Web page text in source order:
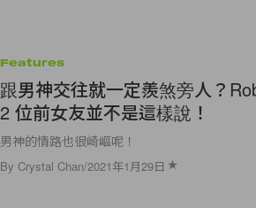
Features
跟男神交往就一定羨煞旁人？
2 位前女友並不是這樣說！
男神的情路也很崎嶇呢！
By Crystal Chan/2021年1月29日